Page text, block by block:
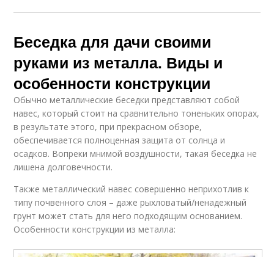
Беседка для дачи своими
руками из металла. Виды и
особенности конструкции
Обычно металлические беседки представляют собой
навес, который стоит на сравнительно тоненьких опорах,
в результате этого, при прекрасном обзоре,
обеспечивается полноценная защита от солнца и
осадков. Вопреки мнимой воздушности, такая беседка не
лишена долговечности.
Также металлический навес совершенно неприхотлив к
типу почвенного слоя – даже рыхловатый/ненадежный
грунт может стать для него подходящим основанием.
Особенности конструкции из металла: